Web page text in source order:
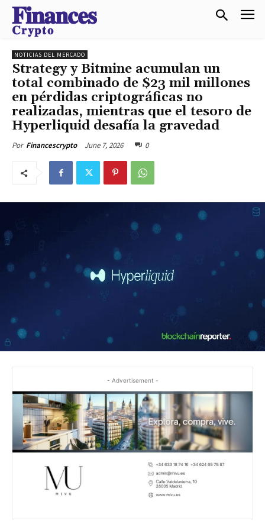
𝐅𝐢𝐧𝐚𝐧𝐜𝐞𝐬
𝐂𝐫𝐲𝐩𝐭𝐨
NOTICIAS DEL MERCADO
Strategy y Bitmine acumulan un
total combinado de $23 mil millones
en pérdidas criptográficas no
realizadas, mientras que el tesoro de
Hyperliquid desafía la gravedad
Por Financescrypto June 7, 2026 0
- Advertisement -